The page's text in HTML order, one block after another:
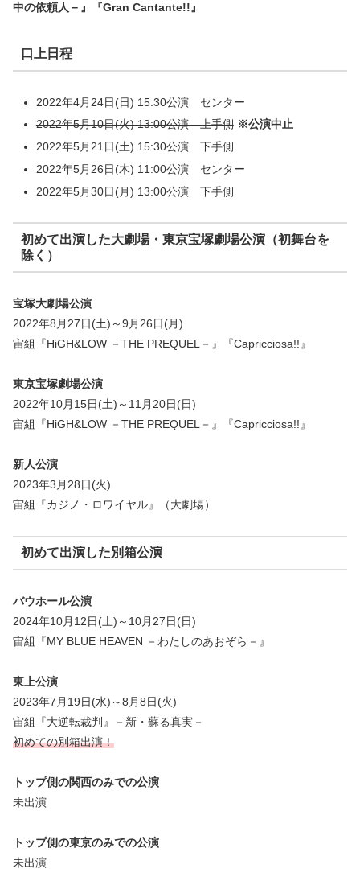
中の依頼人－』『Gran Cantante!!』
口上日程
2022年4月24日(日) 15:30公演 センター
2022年5月10日(火) 13:00公演 上手側 ※公演中止
2022年5月21日(土) 15:30公演 下手側
2022年5月26日(木) 11:00公演 センター
2022年5月30日(月) 13:00公演 下手側
初めて出演した大劇場・東京宝塚劇場公演（初舞台を
除く）
宝塚大劇場公演
2022年8月27日(土)～9月26日(月)
宙組『HiGH&LOW －THE PREQUEL－』『Capricciosa!!』
東京宝塚劇場公演
2022年10月15日(土)～11月20日(日)
宙組『HiGH&LOW －THE PREQUEL－』『Capricciosa!!』
新人公演
2023年3月28日(火)
宙組『カジノ・ロワイヤル』（大劇場）
初めて出演した別箱公演
バウホール公演
2024年10月12日(土)～10月27日(日)
宙組『MY BLUE HEAVEN －わたしのあおぞら－』
東上公演
2023年7月19日(水)～8月8日(火)
宙組『大逆転裁判』－新・蘇る真実－
初めての別箱出演！
トップ側の関西のみでの公演
未出演
トップ側の東京のみでの公演
未出演